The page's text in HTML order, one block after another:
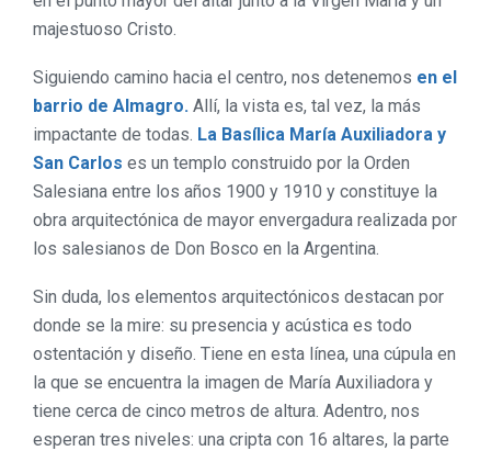
majestuoso Cristo.
Siguiendo camino hacia el centro, nos detenemos en el
barrio de Almagro. Allí, la vista es, tal vez, la más
impactante de todas. La Basílica María Auxiliadora y
San Carlos es un templo construido por la Orden
Salesiana entre los años 1900 y 1910 y constituye la
obra arquitectónica de mayor envergadura realizada por
los salesianos de Don Bosco en la Argentina.
Sin duda, los elementos arquitectónicos destacan por
donde se la mire: su presencia y acústica es todo
ostentación y diseño. Tiene en esta línea, una cúpula en
la que se encuentra la imagen de María Auxiliadora y
tiene cerca de cinco metros de altura. Adentro, nos
esperan tres niveles: una cripta con 16 altares, la parte